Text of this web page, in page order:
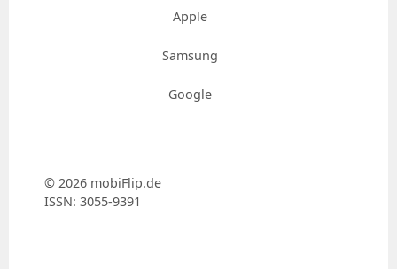
Apple
Samsung
Google
© 2026 mobiFlip.de
ISSN: 3055-9391